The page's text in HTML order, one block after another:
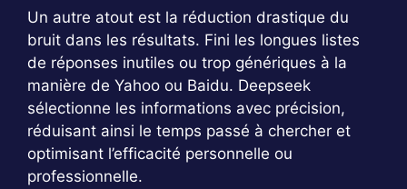
Un autre atout est la réduction drastique du
bruit dans les résultats. Fini les longues listes
de réponses inutiles ou trop génériques à la
manière de Yahoo ou Baidu. Deepseek
sélectionne les informations avec précision,
réduisant ainsi le temps passé à chercher et
optimisant l’efficacité personnelle ou
professionnelle.